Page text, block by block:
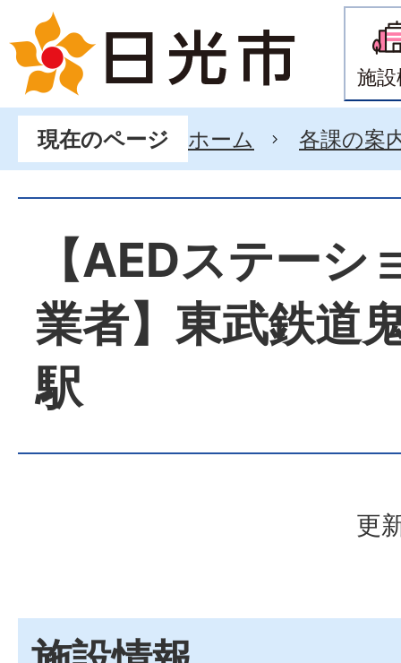
施
現在のページ ホーム 各課の案
【AEDステーシ
業者】東武鉄道
駅
更